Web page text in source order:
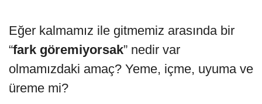
Eğer kalmamız ile gitmemiz arasında bir
“fark göremiyorsak” nedir var
olmamızdaki amaç? Yeme, içme, uyuma ve
üreme mi?